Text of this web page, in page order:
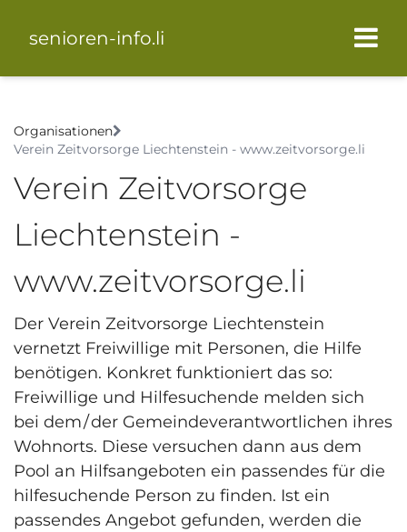
senioren-info.li
Organisationen
Verein Zeitvorsorge Liechtenstein - www.zeitvorsorge.li
Verein Zeitvorsorge
Liechtenstein -
www.zeitvorsorge.li
Der Verein Zeitvorsorge Liechtenstein
vernetzt Freiwillige mit Personen, die Hilfe
benötigen. Konkret funktioniert das so:
Freiwillige und Hilfesuchende melden sich
bei dem / der Gemeindeverantwortlichen ihres
Wohnorts. Diese versuchen dann aus dem
Pool an Hilfs­angeboten ein passendes für die
hilfe­suchende Person zu finden. Ist ein
passendes Angebot gefunden, werden die